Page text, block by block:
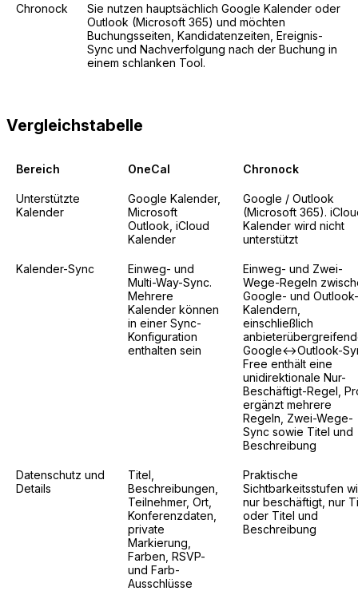
Chronock
Sie nutzen hauptsächlich Google Kalender oder
Outlook (Microsoft 365) und möchten
Buchungsseiten, Kandidatenzeiten, Ereignis-
Sync und Nachverfolgung nach der Buchung in
einem schlanken Tool.
Vergleichstabelle
Bereich OneCal Chronock
Unterstützte
Kalender
Google Kalender,
Microsoft
Outlook, iCloud
Kalender
Google / Outlook
(Microsoft 365).
Kalender wird nicht
unterstützt
Kalender-Sync
Einweg- und
Multi-Way-Sync.
Mehrere
Kalender können
in einer Sync-
Konfiguration
enthalten sein
Einweg- und Zwei-
Wege-Regeln
Google- und Outlook-
Kalendern,
einschließlich
Google↔Outlook-
Free enthält eine
unidirektionale Nur-
Beschäftigt-Regel,
ergänzt mehrere
Regeln, Zwei-Wege-
Sync sowie Titel und
Beschreibung
Datenschutz und
Details
Titel,
Beschreibungen,
Teilnehmer, Ort,
Konferenzdaten,
private
Markierung,
Farben, RSVP-
und Farb-
Ausschlüsse
Praktische
Sichtbarkeitsstufen
nur beschäftigt, nur
oder Titel und
Beschreibung